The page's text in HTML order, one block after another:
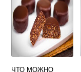
ЧТО МОЖНО